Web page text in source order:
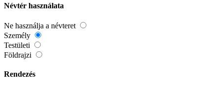
Névtér használata
Ne használja a névteret
Személy
Testületi
Földrajzi
Rendezés